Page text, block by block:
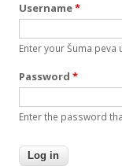
Username*
Enter your Šuma peva
Password *
Enter the password